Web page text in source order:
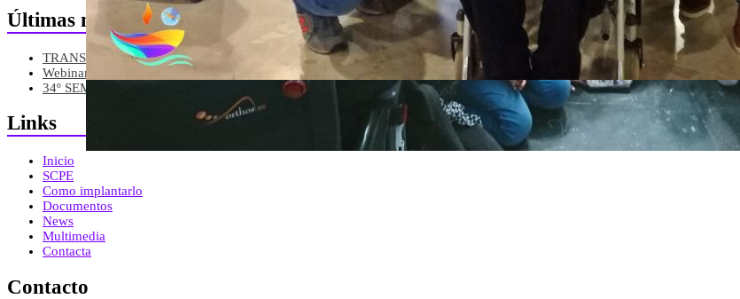
Últimas noticias
TRANSFORMA 2024 04 Julio, 2024
Webinar Células Parroquiales Evangelización ... 02 Mayo, 2024
34º SEMINARIO INTERANCIONAL 26 Marzo, 2024
Links
Inicio
SCPE
Como implantarlo
Documentos
News
Multimedia
Contacta
Contacto